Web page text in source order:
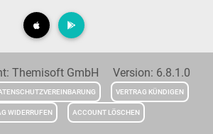
Themisoft GmbH Version: 6.8.1.0
VERTRAG KÜNDIGEN
WIDERRUFEN ACCOUNT LÖSCHEN